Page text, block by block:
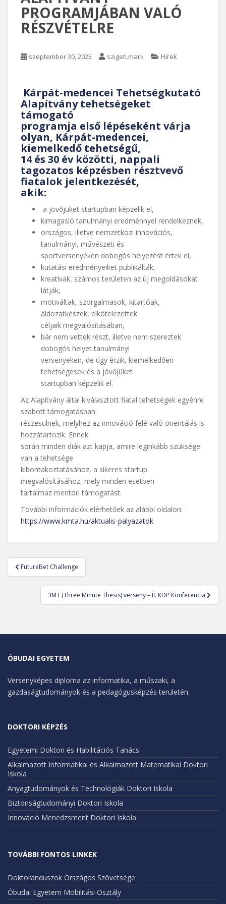
PROGRAMJÁBAN VALÓ
RÉSZVÉTELRE
szeptember 30, 2025 szigeti.mark Hírek
Kárpát-medencei Tehetségkutató
Alapítvány tehetségeket
támogató
programja első lépéseként várja
olyan, Kárpát-medencei,
kiemelkedő tehetségű,
14 és 30 év közötti, nappali
tagozatos képzésben résztvevő
fiatalok jelentkezését,
akik:
a jövőjüket startupban képzelik el,
kimagasló tanulmányi eredménnyel rendelkeznek,
országos, illetve nemzetközi innovációs,
tanulmányi, művészeti és
sportversenyeken dobogós helyezést értek el,
kutatási eredményeiket publikálták,
kreatívak, számos területen az új megoldásokat
látják,
motiváltak, szorgalmasok, kitartóak,
áldozatkészek, elkötelezettek
céljaik megvalósításában,
bár nem vettek részt, illetve nem szereztek
dobogós helyet tanulmányi
versenyeken, de úgy érzik, kiemelkedően
tehetségesek és a jövőjüket
startupban képzelik el.
Az Alapítvány által kiválasztott fiatal tehetségek egyénre
szabott támogatásban
részesülnek, melyhez az innováció felé való orientálás is
hozzátartozik. Ennek
során minden diák azt kapja, amire leginkább szüksége
van a tehetsége
kibontakoztatásához, a sikeres startup
megvalósításához, mely minden esetben
tartalmaz mentori támogatást.
További információk elérhetőek az alábbi oldalon:
https://www.kmta.hu/aktualis-palyazatok
Bejegyzés
navigáció
FutureBet Challenge
3MT (Three Minute Thesis) verseny – II. KDP Konferencia
ÓBUDAI EGYETEM
Versenyképes diploma az informatika, a műszaki, a
gazdaságtudományok és a pedagógusképzés területén.
DOKTORI KÉPZÉS
Egyetemi Doktori és Habilitációs Tanács
Alkalmazott Informatikai és Alkalmazott Matematikai Doktori
Iskola
Anyagtudományok és Technológiák Doktori Iskola
Biztonságtudományi Doktori Iskola
Innováció Menedzsment Doktori Iskola
TOVÁBBI FONTOS LINKEK
Doktoranduszok Országos Szövetsége
Óbudai Egyetem Mobilitási Osztály